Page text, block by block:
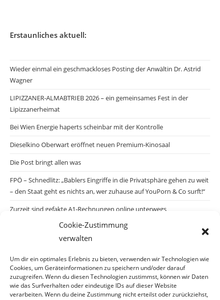
Cookie-Zustimmung
verwalten
Um dir ein optimales Erlebnis zu bieten, verwenden wir Technologien wie
Cookies, um Geräteinformationen zu speichern und/oder darauf
zuzugreifen. Wenn du diesen Technologien zustimmst, können wir Daten
wie das Surfverhalten oder eindeutige IDs auf dieser Website
verarbeiten. Wenn du deine Zustimmung nicht erteilst oder zurückziehst,
Erstaunliches aktuell:
Wieder einmal ein geschmackloses Posting der Anwältin Dr. Astrid
Wagner
LIPIZZANER-ALMABTRIEB 2026 – ein gemeinsames Fest in der
Lipizzanerheimat
Bei Wien Energie haperts scheinbar mit der Kontrolle
Dieselkino Oberwart eröffnet neuen Premium-Kinosaal
Die Post bringt allen was
FPÖ – Schnedlitz: „Bablers Eingriffe in die Privatsphäre gehen zu weit
– den Staat geht es nichts an, wer zuhause auf YouPorn & Co surft!“
Zurzeit sind gefakte A1-Rechnungen online unterwegs
Salzburgs Juden und ihre Sicherheit: „Erst nach einem Anschlag wäre
die Gefahr endlich konkret!“
Biologisches Wunder in Ceuta
Ein vermeintliches Abschiebemärchen